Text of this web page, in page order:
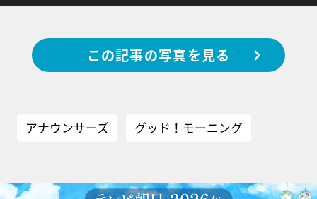
この記事の写真を見る
アナウンサーズ グッド！モーニング